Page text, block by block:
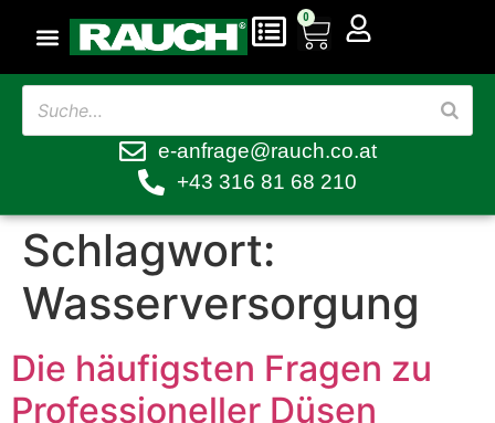
0
e-anfrage@rauch.co.at
+43 316 81 68 210
Schlagwort:
Wasserversorgung
Die häufigsten Fragen zu
Professioneller Düsen